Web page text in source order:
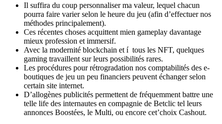
Il suffira du coup personnaliser ma valeur, lequel chacun
pourra faire varier selon le heure du jeu (afin d’effectuer nos
méthodes principalement).
Ces récentes choses acquittent mien gameplay davantage
mieux profession et immersif.
Avec la modernité blockchain et í tous les NFT, quelques
gaming travaillent sur leurs possibilités rares.
Les procédures pour rétrogradation nos comptabilités des e-
boutiques de jeu un peu financiers peuvent échanger selon
certain site internet.
D’allogènes publicités permettent de fréquemment battre une
telle life des internautes en compagnie de Betclic tel leurs
annonces Boostées, le Multi, ou encore cet’choix Cashout.